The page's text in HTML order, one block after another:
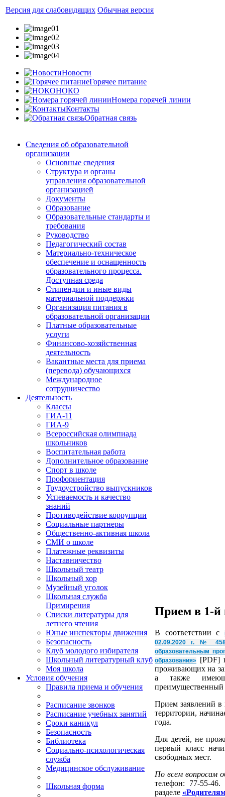
Версия для слабовидящих Обычная версия
Новости
Горячее питание
НОКО
Номера горячей линии
Контакты
Обратная связь
Сведения об образовательной
организации
Основные сведения
Структура и органы
управления образовательной
организацией
Документы
Образование
Образовательные стандарты и
требования
Руководство
Педагогический состав
Материально-техническое
обеспечение и оснащенность
образовательного процесса.
Доступная среда
Стипендии и иные виды
материальной поддержки
Организация питания в
образовательной организации
Платные образовательные
услуги
Финансово-хозяйственная
деятельность
Вакантные места для приема
(перевода) обучающихся
Международное
сотрудничество
Деятельность
Классы
ГИА-11
ГИА-9
Всероссийская олимпиада
школьников
Воспитательная работа
Дополнительное образование
Спорт в школе
Профориентация
Трудоустройство выпускников
Успеваемость и качество
знаний
Противодействие коррупции
Социальные партнеры
Общественно-активная школа
СМИ о школе
Платежные реквизиты
Наставничество
Школьный театр
Школьный хор
Музейный уголок
Школьная служба
Примирения
Списки литературы для
летнего чтения
Юные инспекторы движения
Безопасность
Клуб молодого избирателя
Школьный литературный клуб
Моя школа
Условия обучения
Правила приема и обучения
Расписание звонков
Расписание учебных занятий
Сроки каникул
Безопасность
Библиотека
Социально-психологическая
служба
Медицинское обслуживание
Школьная форма
Прием в 1-й
В соответствии c
02.09.2020 г. № 458
образовательным
образования»
[PDF]
проживающих на
а также
преимущественный
Прием заявлений
территории,
года.
Для детей, не
первый класс
свободных мест.
По всем вопросам
телефон: 77-55-
разделе